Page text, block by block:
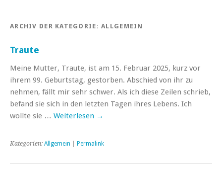
ARCHIV DER KATEGORIE:ALLGEMEIN
Traute
Meine Mutter, Traute, ist am 15. Februar 2025, kurz vor
ihrem 99. Geburtstag, gestorben. Abschied von ihr zu
nehmen, fällt mir sehr schwer. Als ich diese Zeilen schrieb,
befand sie sich in den letzten Tagen ihres Lebens. Ich
wollte sie … Weiterlesen →
Kategorien: Allgemein Permalink